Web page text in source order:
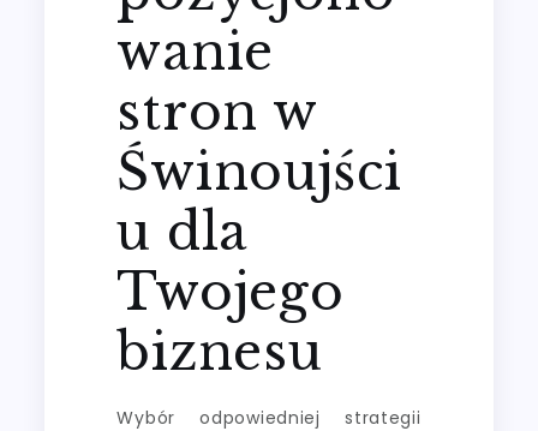
wanie
stron w
Świnoujści
u dla
Twojego
biznesu
Wybór odpowiedniej strategii